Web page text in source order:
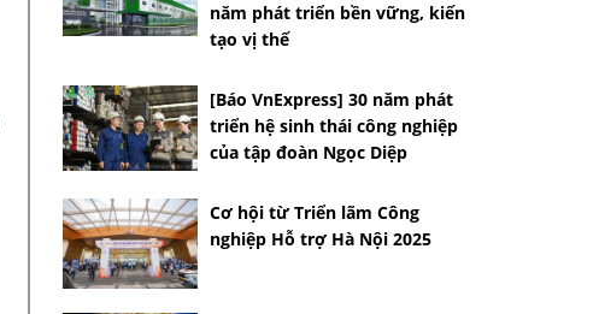
năm phát triển bền vững, kiến
tạo vị thế
[Báo VnExpress] 30 năm phát
triển hệ sinh thái công nghiệp
của tập đoàn Ngọc Diệp
Cơ hội từ Triển lãm Công
nghiệp Hỗ trợ Hà Nội 2025